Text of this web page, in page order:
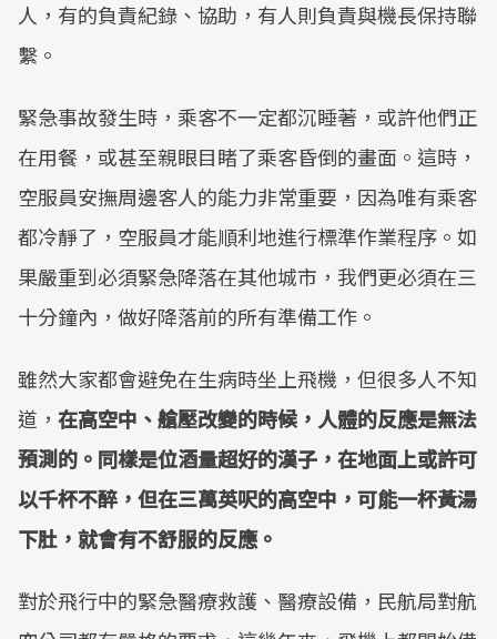
人，有的負責紀錄、協助，有人則負責與機長保持聯
繫。
緊急事故發生時，乘客不一定都沉睡著，或許他們正
在用餐，或甚至親眼目睹了乘客昏倒的畫面。這時，
空服員安撫周邊客人的能力非常重要，因為唯有乘客
都冷靜了，空服員才能順利地進行標準作業程序。如
果嚴重到必須緊急降落在其他城市，我們更必須在三
十分鐘內，做好降落前的所有準備工作。
雖然大家都會避免在生病時坐上飛機，但很多人不知
道， 在高空中、艙壓改變的時候，人體的反應是無法
預測的。同樣是位酒量超好的漢子，在地面上或許可
以千杯不醉，但在三萬英呎的高空中，可能一杯黃湯
下肚，就會有不舒服的反應。
對於飛行中的緊急醫療救護、醫療設備，民航局對航